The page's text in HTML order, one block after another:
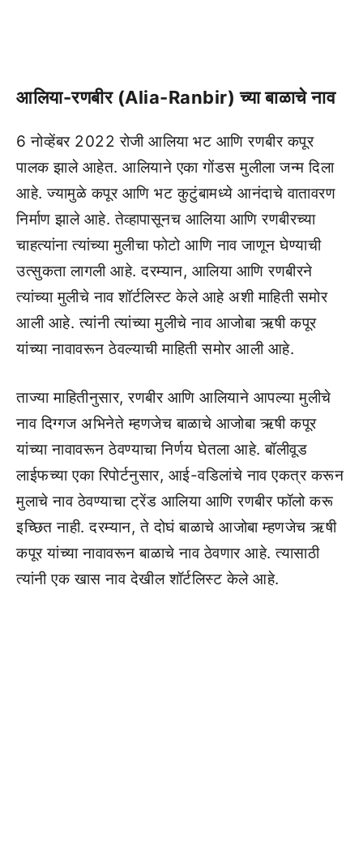
आलिया-रणबीर (Alia-Ranbir) च्या बाळाचे नाव
6 नोव्हेंबर 2022 रोजी आलिया भट आणि रणबीर कपूर
पालक झाले आहेत. आलियाने एका गोंडस मुलीला जन्म दिला
आहे. ज्यामुळे कपूर आणि भट कुटुंबामध्ये आनंदाचे वातावरण
निर्माण झाले आहे. तेव्हापासूनच आलिया आणि रणबीरच्या
चाहत्यांना त्यांच्या मुलीचा फोटो आणि नाव जाणून घेण्याची
उत्सुकता लागली आहे. दरम्यान, आलिया आणि रणबीरने
त्यांच्या मुलीचे नाव शॉर्टलिस्ट केले आहे अशी माहिती समोर
आली आहे. त्यांनी त्यांच्या मुलीचे नाव आजोबा ऋषी कपूर
यांच्या नावावरून ठेवल्याची माहिती समोर आली आहे.
ताज्या माहितीनुसार, रणबीर आणि आलियाने आपल्या मुलीचे
नाव दिग्गज अभिनेते म्हणजेच बाळाचे आजोबा ऋषी कपूर
यांच्या नावावरून ठेवण्याचा निर्णय घेतला आहे. बॉलीवूड
लाईफच्या एका रिपोर्टनुसार, आई-वडिलांचे नाव एकत्र करून
मुलाचे नाव ठेवण्याचा ट्रेंड आलिया आणि रणबीर फॉलो करू
इच्छित नाही. दरम्यान, ते दोघं बाळाचे आजोबा म्हणजेच ऋषी
कपूर यांच्या नावावरून बाळाचे नाव ठेवणार आहे. त्यासाठी
त्यांनी एक खास नाव देखील शॉर्टलिस्ट केले आहे.